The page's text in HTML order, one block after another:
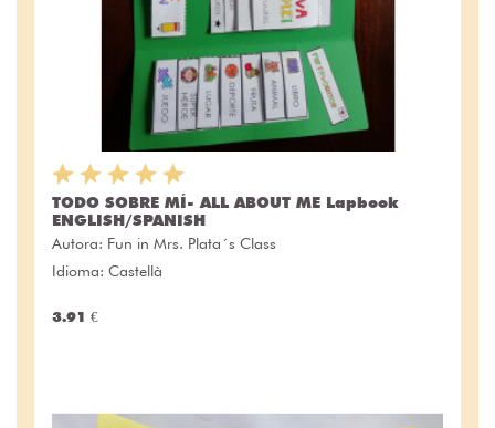
TODO SOBRE MÍ- ALL ABOUT ME Lapbook
ENGLISH/SPANISH
Autora: Fun in Mrs. Plata´s Class
Idioma: Castellà
3.91 €